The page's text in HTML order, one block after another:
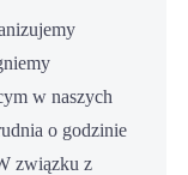
w naszych
o godzinie
związku z